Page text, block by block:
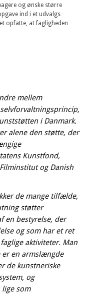
og ønske større
ind i et udvalgs
opfatte, at fagligheden
mellem
i Danmark.
alene den støtte, der
Kunstfond,
og Danish
de mange tilfælde,
støtter
en bestyrelse, der
og som har et ret
aktiviteter. Man
en armslængde
de kunstneriske
og
som